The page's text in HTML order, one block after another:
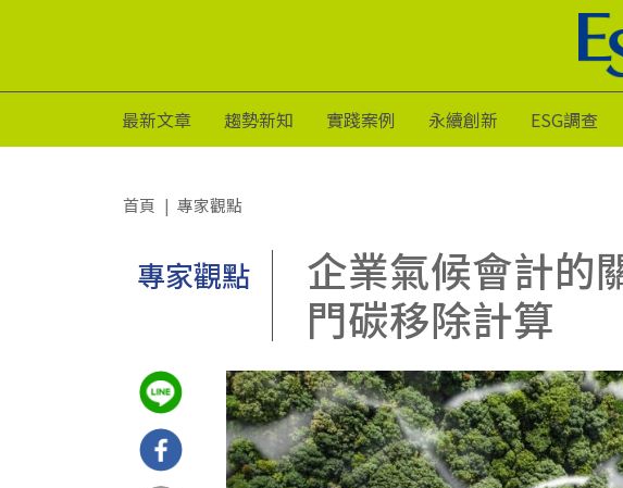
最新文章 趨勢新知 實踐案例 永續創新 ESG調查
首頁 專家觀點
專家觀點
企業氣候會計的
門碳移除計算